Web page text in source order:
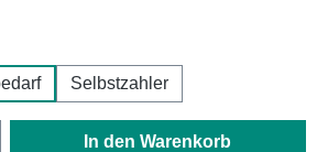
Selbstzahler
Gib den gewünschten
In den Warenkorb